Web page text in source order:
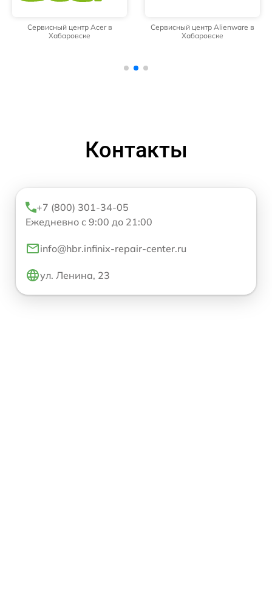
Сервисный центр Acer в
Хабаровске
Сервисный центр Alienware в
Хабаровске
Контакты
+7 (800) 301-34-05
Ежедневно с 9:00 до 21:00
info@hbr.infinix-repair-center.ru
ул. Ленина, 23